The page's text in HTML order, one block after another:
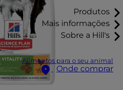
Produtos
Mais informações
Sobre a Hill's
Alimentos para o seu animal
Onde comprar